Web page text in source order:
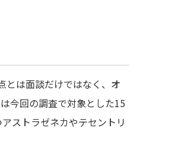
とは面談だけではなく、オ
今回の調査で対象とした15
ストラゼネカやテセントリ